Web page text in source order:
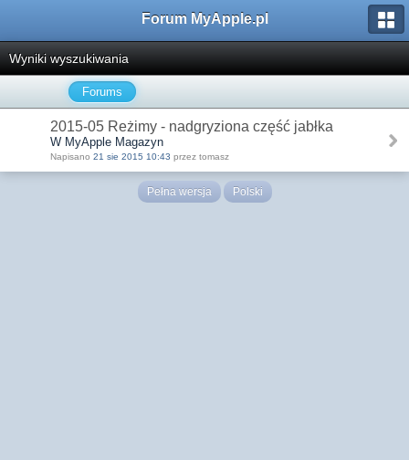
Forum MyApple.pl
Wyniki wyszukiwania
Forums
2015-05 Reżimy - nadgryziona część jabłka
W MyApple Magazyn
Napisano 21 sie 2015 10:43 przez tomasz
Pełna wersja Polski